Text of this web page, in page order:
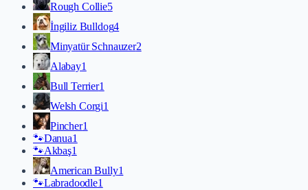
Rough Collie5
İngiliz Bulldog4
Minyatür Schnauzer2
Alabay1
Bull Terrier1
Welsh Corgi1
Pincher1
🐾Danua1
🐾Akbaş1
American Bully1
🐾Labradoodle1